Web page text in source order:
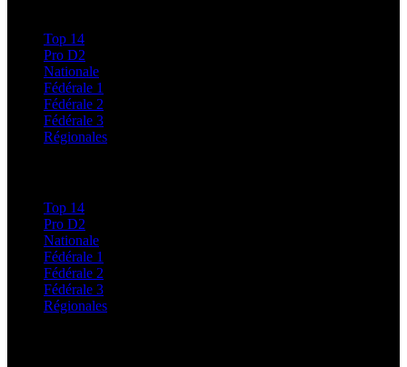
Top 14
Pro D2
Nationale
Fédérale 1
Fédérale 2
Fédérale 3
Régionales
Top 14
Pro D2
Nationale
Fédérale 1
Fédérale 2
Fédérale 3
Régionales